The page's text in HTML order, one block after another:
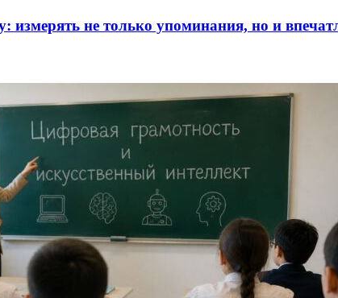
не только упоминания, но и